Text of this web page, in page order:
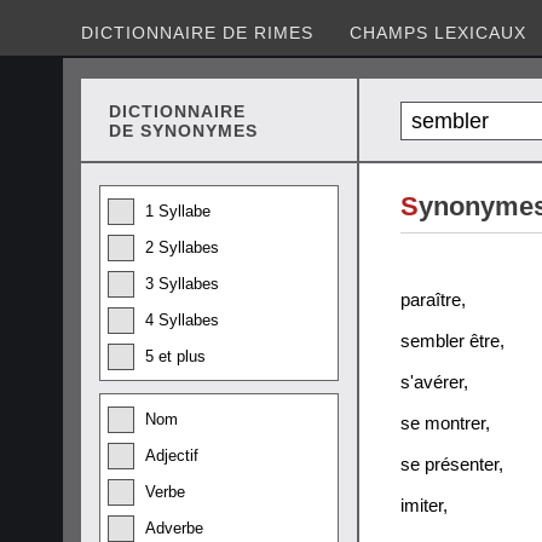
DICTIONNAIRE DE RIMES CHAMPS LEXICAUX
DICTIONNAIRE
DE SYNONYMES
1 Syllabe
2 Syllabes
3 Syllabes
4 Syllabes
5 et plus
Nom
Adjectif
Verbe
Adverbe
S
paraître,
sembler être,
s'avérer,
se montrer,
se présenter,
imiter,